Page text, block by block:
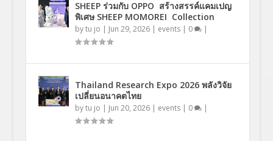
SHEEP ร่วมกับ OPPO สร้างสรรค์แคมเปญ
พิเศษ SHEEP MOMOREI Collection
bytu jo | Jun 29, 2026| events| 0 |
Thailand Research Expo 2026 พลังวิจัย
เปลี่ยนอนาคตไทย
bytu jo | Jun 20, 2026| events| 0 |